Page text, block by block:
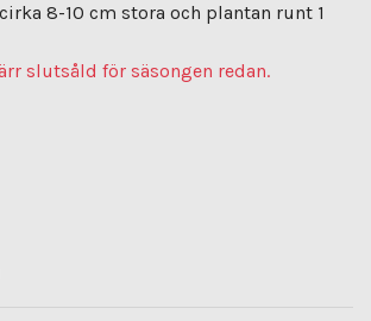
8-10 cm stora och plantan runt 1
slutsåld för säsongen redan.